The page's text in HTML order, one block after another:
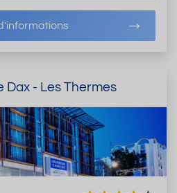
Dax - Les Thermes